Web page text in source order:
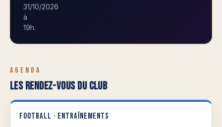
31/10/2026
à
19h.
AGENDA
LES RENDEZ-VOUS DU CLUB
Football · entraînements